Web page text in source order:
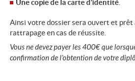
Une copie de la carte d’identité
Ainsi votre dossier sera ouvert et prêt
rattrapage en cas de réussite.
Vous ne devez payer les 400€ que
confirmation de l’obtention de votre